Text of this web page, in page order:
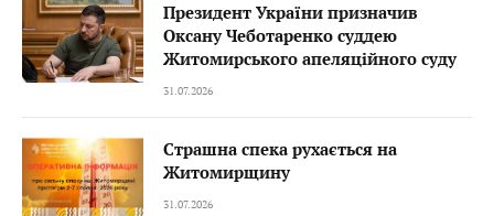
Президент України призначив
Оксану Чеботаренко суддею
Житомирського апеляційного суду
31.07.2026
Страшна спека рухається на
Житомирщину
31.07.2026